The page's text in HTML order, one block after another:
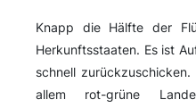
Knapp die Hälfte der
Herkunftsstaaten. Es ist
schnell
allem rot-grüne